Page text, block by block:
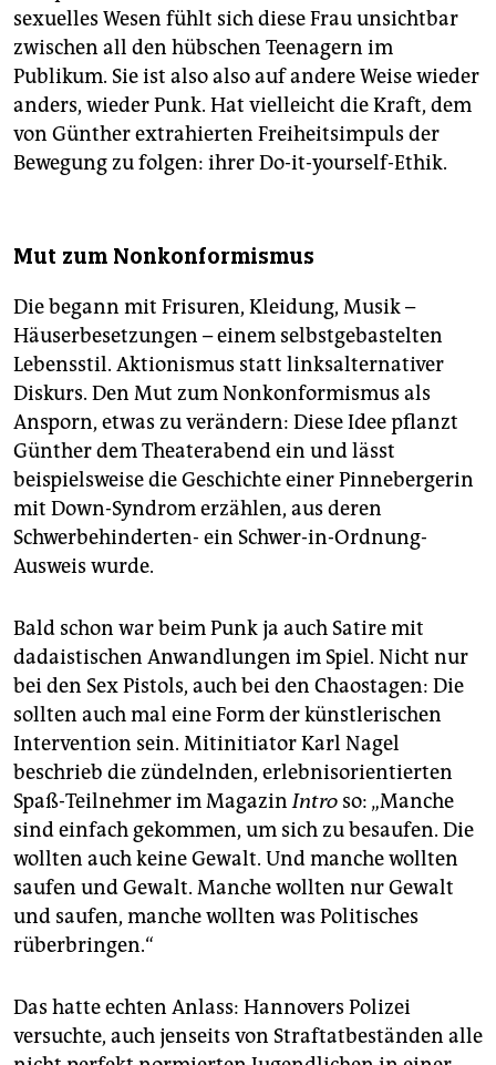
sexuelles Wesen fühlt sich diese Frau unsichtbar
zwischen all den hübschen Teenagern im
Publikum. Sie ist also also auf andere Weise wieder
anders, wieder Punk. Hat vielleicht die Kraft, dem
von Günther extrahierten Freiheitsimpuls der
Bewegung zu folgen: ihrer Do-it-yourself-Ethik.
Mut zum Nonkonformismus
Die begann mit Frisuren, Kleidung, Musik –
Häuserbesetzungen – einem selbstgebastelten
Lebensstil. Aktionismus statt linksalternativer
Diskurs. Den Mut zum Nonkonformismus als
Ansporn, etwas zu verändern: Diese Idee pflanzt
Günther dem Theaterabend ein und lässt
beispielsweise die Geschichte einer Pinnebergerin
mit Down-Syndrom erzählen, aus deren
Schwerbehinderten- ein Schwer-in-Ordnung-
Ausweis wurde.
Bald schon war beim Punk ja auch Satire mit
dadaistischen Anwandlungen im Spiel. Nicht nur
bei den Sex Pistols, auch bei den Chaostagen: Die
sollten auch mal eine Form der künstlerischen
Intervention sein. Mitinitiator Karl Nagel
beschrieb die zündelnden, erlebnisorientierten
Spaß-Teilnehmer im MagazinIntro so: „Manche
sind einfach gekommen, um sich zu besaufen. Die
wollten auch keine Gewalt. Und manche wollten
saufen und Gewalt. Manche wollten nur Gewalt
und saufen, manche wollten was Politisches
rüberbringen.“
Das hatte echten Anlass: Hannovers Polizei
versuchte, auch jenseits von Straftatbeständen alle